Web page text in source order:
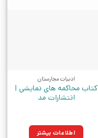
ادبیات مجارستان
کتاب محاکمه های نمایشی |
انتشارات مد
اطلاعات بیشتر